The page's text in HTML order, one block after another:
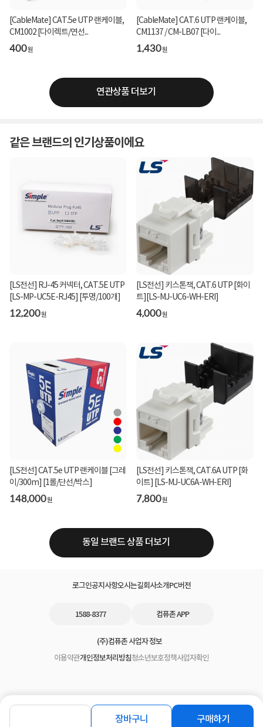
장바구니 구매하기
[CableMate] CAT.5e UTP 랜케이블,
CM1002 [다이렉트/연선...
400원
[CableMate] CAT.6 UTP 랜케이블,
CM1137 / CM-LB07 [다이...
1,430원
연관상품 더보기
같은 브랜드의 인기상품이에요
[LS전선] RJ-45 커넥터, CAT.5E UTP
[LS-MP-UC5E-RJ45] [투명/100개]
12,200원
[LS전선] 키스톤잭, CAT.6 UTP [화이
트][LS-MJ-UC6-WH-ERI]
4,000원
[LS전선] CAT.5e UTP 랜케이블 [그레
이/300m] [1롤/단선/박스]
148,000원
[LS전선] 키스톤잭, CAT.6A UTP [화
이트] [LS-MJ-UC6A-WH-ERI]
7,800원
동일 브랜드 상품 더보기
로그인공지사항오시는길회사소개PC버전
1588-8377 컴퓨존 APP
(주)컴퓨존 사업자 정보
이용약관개인정보처리방침청소년보호정책사업자확인